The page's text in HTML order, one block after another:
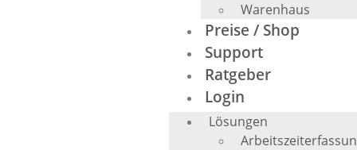
Warenhaus
Preise / Shop
Support
Ratgeber
Login
Lösungen